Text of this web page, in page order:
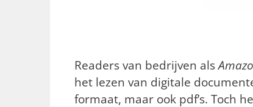
Readers van bedrijven als
het lezen van digitale
formaat, maar ook pdf’s. Toch